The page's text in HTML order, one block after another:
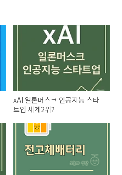
xAI 일론머스크 인공지능 스타
트업 세계2위?